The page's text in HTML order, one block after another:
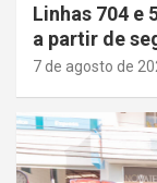
Linhas 704 e
a partir de
7 de agosto de